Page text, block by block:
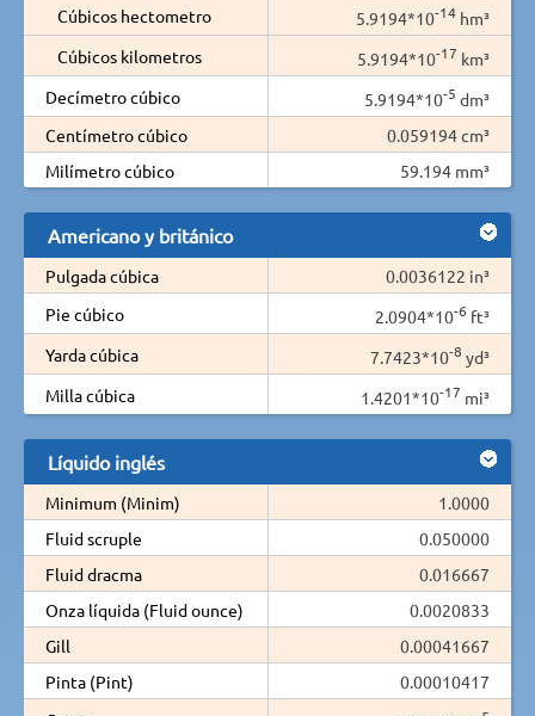
Cúbicos hectometro
5.9194*10-14 hm³
Cúbicos kilometros
5.9194*10-17 km³
Decímetro cúbico
5.9194*10-5 dm³
Centímetro cúbico
0.059194 cm³
Milímetro cúbico
59.194 mm³
Americano y británico
Pulgada cúbica
0.0036122 in³
Pie cúbico
2.0904*10-6 ft³
Yarda cúbica
7.7423*10-8 yd³
Milla cúbica
1.4201*10-17 mi³
Líquido inglés
Minimum (Minim)
1.0000
Fluid scruple
0.050000
Fluid dracma
0.016667
Onza líquida (Fluid ounce)
0.0020833
Gill
0.00041667
Pinta (Pint)
0.00010417